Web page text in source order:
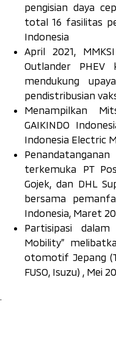
pengisian daya
total 16 fasilitas
Indonesia
April 2021,
Outlander
mendukung
pendistribusian
Menampilkan
GAIKINDO
Indonesia Electric
terkemuka PT
Gojek, dan DHL
bersama
Indonesia, Maret
Partisipasi
Mobility”
otomotif Jepang
FUSO, Isuzu) , Mei